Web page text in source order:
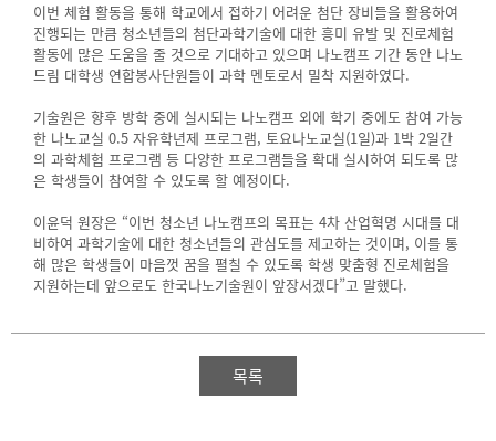
이번 체험 활동을 통해 학교에서 접하기 어려운 첨단 장비들을 활용하여
진행되는 만큼 청소년들의 첨단과학기술에 대한 흥미 유발 및 진로체험
활동에 많은 도움을 줄 것으로 기대하고 있으며 나노캠프 기간 동안 나노
드림 대학생 연합봉사단원들이 과학 멘토로서 밀착 지원하였다.
기술원은 향후 방학 중에 실시되는 나노캠프 외에 학기 중에도 참여 가능
한 나노교실 0.5 자유학년제 프로그램, 토요나노교실(1일)과 1박 2일간
의 과학체험 프로그램 등 다양한 프로그램들을 확대 실시하여 되도록 많
은 학생들이 참여할 수 있도록 할 예정이다.
이윤덕 원장은 “이번 청소년 나노캠프의 목표는 4차 산업혁명 시대를 대
비하여 과학기술에 대한 청소년들의 관심도를 제고하는 것이며, 이를 통
해 많은 학생들이 마음껏 꿈을 펼칠 수 있도록 학생 맞춤형 진로체험을
지원하는데 앞으로도 한국나노기술원이 앞장서겠다”고 말했다.
목록